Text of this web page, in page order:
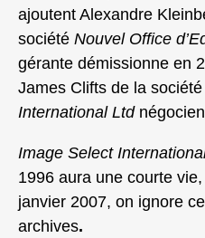
ajoutent Alexandre
société Nouvel Office
gérante démissionne en
James Clifts de la
International Ltd
Image Select
1996 aura une courte
janvier 2007, on ignore
archives.